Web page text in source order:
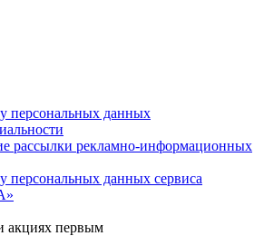
персональных данных
рассылки рекламно-информационных
персональных данных сервиса
акциях первым